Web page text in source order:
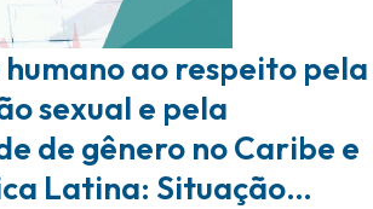
ao respeito pela
sexual e pela
de gênero no Caribe e
Latina: Situação…